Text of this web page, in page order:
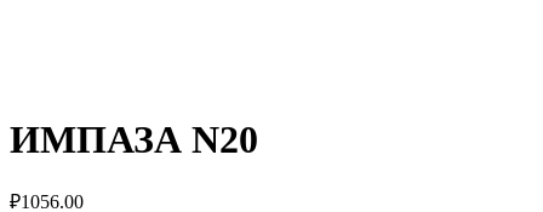
ИМПАЗА N20
₽1056.00